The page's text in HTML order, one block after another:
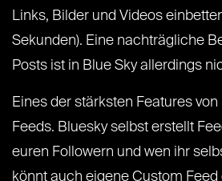
Links, Bilder und Videos
Sekunden). Eine nachträgliche
Posts ist in Blue Sky allerdings
Eines der stärksten Features
Feeds. Bluesky selbst erstellt
euren Followern und wen ihr
könnt auch eigene Custom